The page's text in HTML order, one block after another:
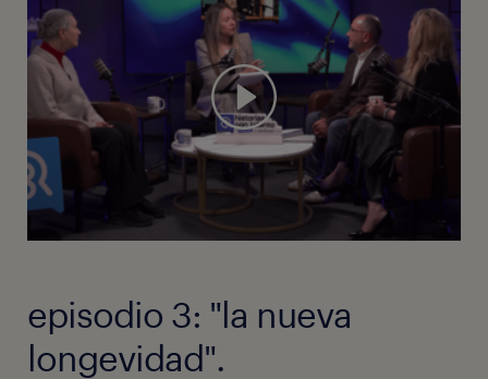
episodio 3: "la nueva
longevidad".